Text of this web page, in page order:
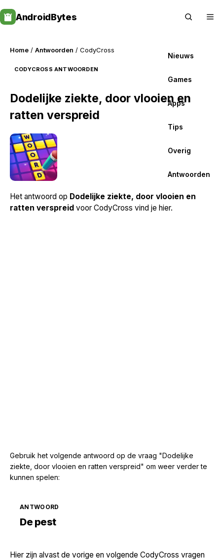
to
content
AndroidBytes
Nieuws
Games
Apps
Tips
Overig
Antwoorden
Home / Antwoorden / CodyCross
CODYCROSS ANTWOORDEN
Dodelijke ziekte, door vlooien en
ratten verspreid
Het antwoord op Dodelijke ziekte, door vlooien en
ratten verspreid voor CodyCross vind je hier.
Gebruik het volgende antwoord op de vraag "Dodelijke
ziekte, door vlooien en ratten verspreid" om weer verder te
kunnen spelen:
ANTWOORD
De pest
Hier zijn alvast de vorige en volgende CodyCross vragen